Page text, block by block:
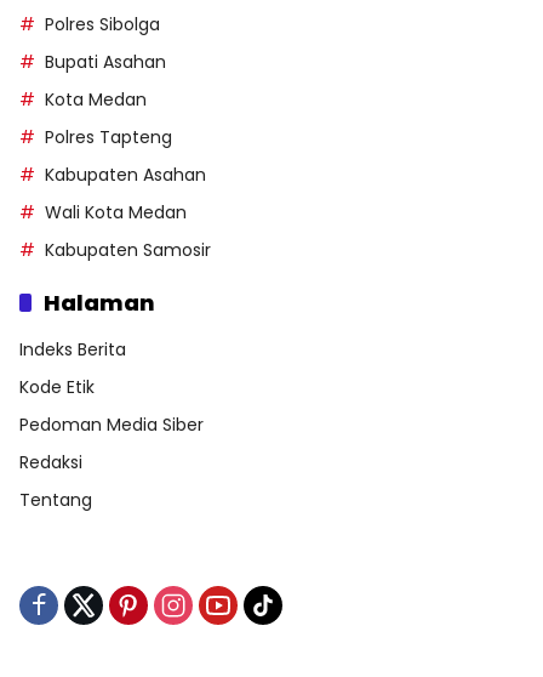
Polres Sibolga
Bupati Asahan
Kota Medan
Polres Tapteng
Kabupaten Asahan
Wali Kota Medan
Kabupaten Samosir
Halaman
Indeks Berita
Kode Etik
Pedoman Media Siber
Redaksi
Tentang